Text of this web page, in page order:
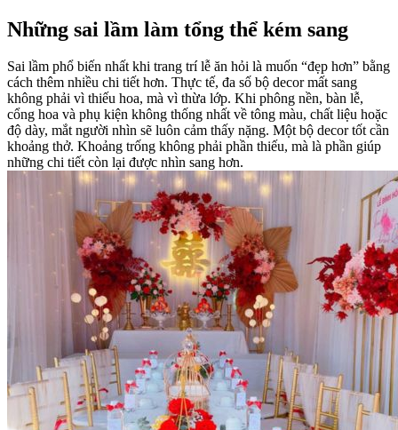
Những sai lầm làm tổng thể kém sang
Sai lầm phổ biến nhất khi trang trí lễ ăn hỏi là muốn “đẹp hơn” bằng
cách thêm nhiều chi tiết hơn. Thực tế, đa số bộ decor mất sang
không phải vì thiếu hoa, mà vì thừa lớp. Khi phông nền, bàn lễ,
cổng hoa và phụ kiện không thống nhất về tông màu, chất liệu hoặc
độ dày, mắt người nhìn sẽ luôn cảm thấy nặng. Một bộ decor tốt cần
khoảng thở. Khoảng trống không phải phần thiếu, mà là phần giúp
những chi tiết còn lại được nhìn sang hơn.